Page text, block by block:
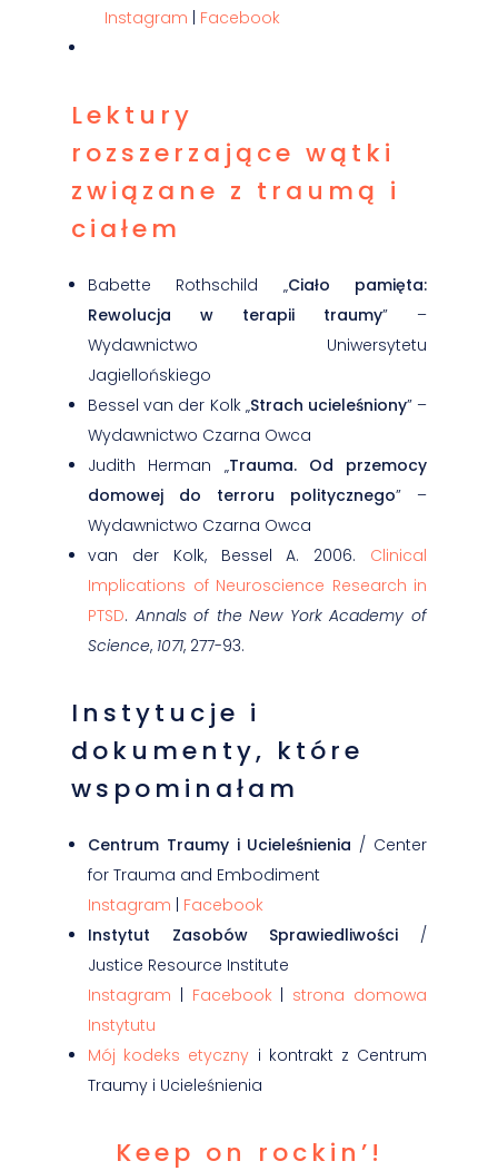
Instagram
Facebook
Lektury
rozszerzające wątki
związane z traumą i
ciałem
Babette Rothschild „Ciało pamięta:
Rewolucja w terapii traumy” –
Wydawnictwo Uniwersytetu
Jagiellońskiego
Bessel van der Kolk „Strach ucieleśniony” –
Wydawnictwo Czarna Owca
Judith Herman „Trauma. Od przemocy
domowej do terroru politycznego” –
Wydawnictwo Czarna Owca
van der Kolk, Bessel A. 2006. Clinical
Implications of Neuroscience Research in
PTSD. Annals of the New York Academy of
Science, 1071, 277-93.
Instytucje i
dokumenty, które
wspominałam
Centrum Traumy i Ucieleśnienia / Center
for Trauma and Embodiment
Instagram
Facebook
Instytut Zasobów Sprawiedliwości /
Justice Resource Institute
Instagram
Facebook
strona domowa
Instytutu
Mój kodeks etyczny i kontrakt z Centrum
Traumy i Ucieleśnienia
Keep on rockin’!